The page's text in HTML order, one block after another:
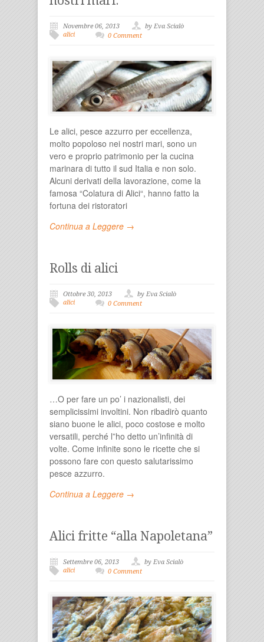
Novembre 06, 2013
by Eva Scialò
alici
0 Comment
Le alici, pesce azzurro per eccellenza,
molto popoloso nei nostri mari, sono un
vero e proprio patrimonio per la cucina
marinara di tutto il sud Italia e non solo.
Alcuni derivati della lavorazione, come la
famosa “Colatura di Alici“, hanno fatto la
fortuna dei ristoratori
Continua a Leggere →
Rolls di alici
Ottobre 30, 2013
by Eva Scialò
alici
0 Comment
…O per fare un po’ i nazionalisti, dei
semplicissimi involtini. Non ribadirò quanto
siano buone le alici, poco costose e molto
versatili, perché l”ho detto un’infinità di
volte. Come infinite sono le ricette che si
possono fare con questo salutarissimo
pesce azzurro.
Continua a Leggere →
Alici fritte “alla Napoletana”
Settembre 06, 2013
by Eva Scialò
alici
0 Comment